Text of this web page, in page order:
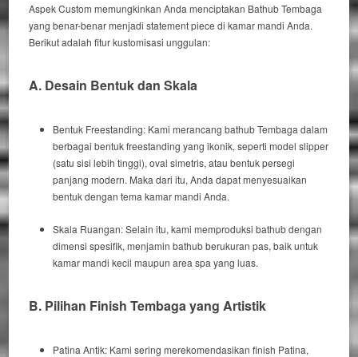
AspekCustom memungkinkan Anda menciptakan Bathub Tembaga
yang benar-benar menjadistatement piece di kamar mandi Anda.
Berikut adalah fitur kustomisasi unggulan:
A. Desain Bentuk dan Skala
Bentuk Freestanding: Kami merancangbathubTembaga dalam
berbagai bentukfreestanding yang ikonik, seperti modelslipper
(satu sisi lebih tinggi), oval simetris, atau bentuk persegi
panjang modern. Maka dari itu, Anda dapat menyesuaikan
bentuk dengan tema kamar mandi Anda.
Skala Ruangan:Selain itu, kami memproduksibathubdengan
dimensi spesifik, menjaminbathubberukuran pas, baik untuk
kamar mandi kecil maupun area spa yang luas.
B. Pilihan Finish Tembaga yang Artistik
Patina Antik: Kami sering merekomendasikanfinish Patina,